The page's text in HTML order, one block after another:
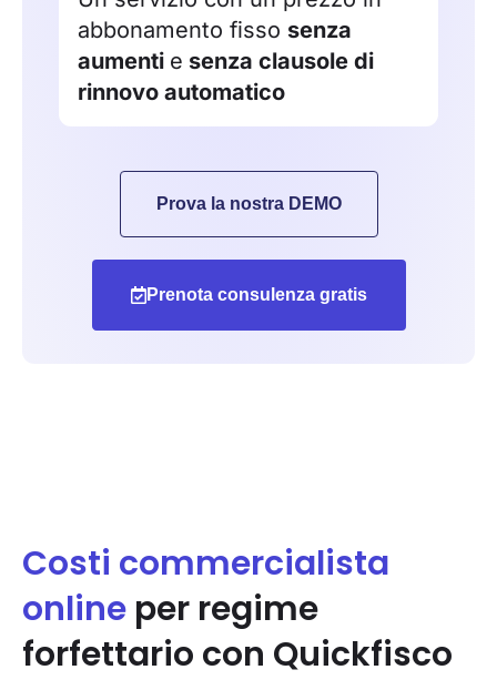
abbonamento fisso senza
aumenti e senza clausole di
rinnovo automatico
Prova la nostra DEMO
Prenota consulenza gratis
Costi commercialista
online per regime
forfettario con Quickfisco